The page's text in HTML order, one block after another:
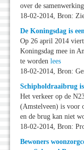
over de
18-02-2014, Bron:
De Koningsdag is
Op 26 april 2014
Koningsdag mee in
te worden lees
18-02-2014, Bron:
Schipholdraaibrug
Het verkeer op de
(Amstelveen) is voor
en de brug kan niet
18-02-2014, Bron:
Bewoners